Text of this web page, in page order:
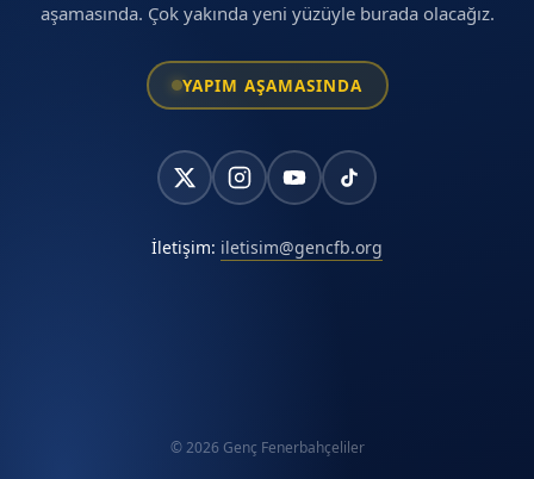
aşamasında. Çok yakında yeni yüzüyle burada olacağız.
YAPIM AŞAMASINDA
İletişim: iletisim@gencfb.org
© 2026 Genç Fenerbahçeliler